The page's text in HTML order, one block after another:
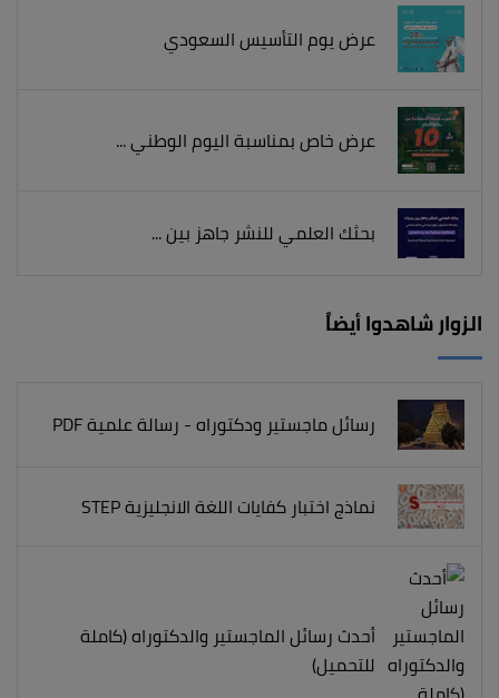
عرض يوم التأسيس السعودي
عرض خاص بمناسبة اليوم الوطني ...
بحثك العلمي للنشر جاهز بين ...
الزوار شاهدوا أيضاً
رسائل ماجستير ودكتوراه - رسالة علمية PDF
نماذج اختبار كفايات اللغة الانجليزية STEP
أحدث رسائل الماجستير والدكتوراه (كاملة
للتحميل)